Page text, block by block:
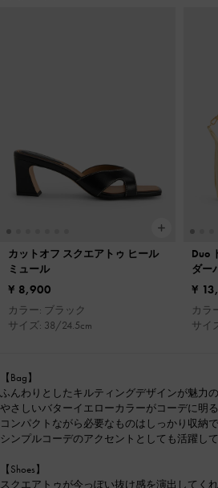
カットオフ スクエアトゥ ヒール
ミュール
¥ 8,900
カラー: ブラック
サイズ: 38/24.5cm
Duo
ダー
¥
カラ
サイ
【Bag】
ふんわりとしたキルティングデザインが魅力
やさしいバターイエローカラーがコーデに明
コンパクトながら必要なものはしっかり収納
シンプルコーデのアクセントとしても活躍し
【Shoes】
スクエアトゥが今っぽい抜け感を演出してく